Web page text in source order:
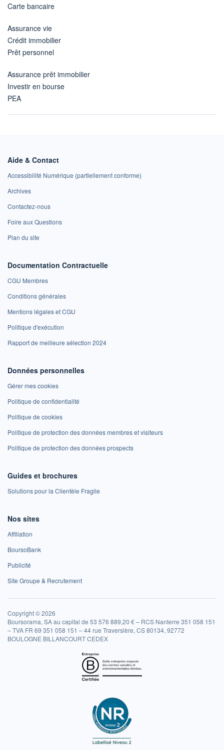
Carte bancaire
Assurance vie
Crédit immobilier
Prêt personnel
Assurance prêt immobilier
Investir en bourse
PEA
Aide & Contact
Accessibilité Numérique (partiellement conforme)
Archives
Contactez-nous
Foire aux Questions
Plan du site
Documentation Contractuelle
CGU Membres
Conditions générales
Mentions légales et CGU
Politique d'exécution
Rapport de meilleure sélection 2024
Données personnelles
Gérer mes cookies
Politique de confidentialité
Politique de cookies
Politique de protection des données membres et visiteurs
Politique de protection des données prospects
Guides et brochures
Solutions pour la Clientèle Fragile
Nos sites
Affiliation
BoursoBank
Publicité
Site Groupe & Recrutement
Copyright © 2026
Boursorama, SA au capital de 53 576 889,20 € – RCS Nanterre 351 058 151
– TVA FR 69 351 058 151 – 44 rue Traversière, CS 80134, 92772
BOULOGNE BILLANCOURT CEDEX